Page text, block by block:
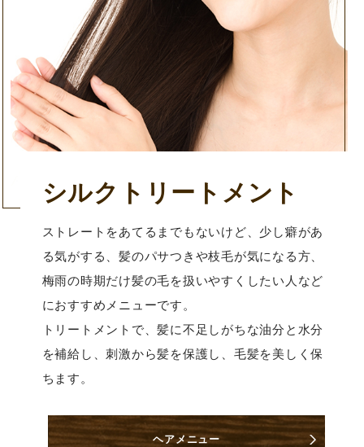
シルクトリートメント
ストレートをあてるまでもないけど、少し癖があ
る気がする、髪のパサつきや枝毛が気になる方、
梅雨の時期だけ髪の毛を扱いやすくしたい人など
におすすめメニューです。
トリートメントで、髪に不足しがちな油分と水分
を補給し、刺激から髪を保護し、毛髪を美しく保
ちます。
ヘアメニュー